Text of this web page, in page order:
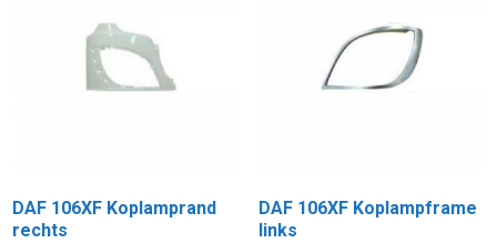
DAF 106XF Koplamprand
rechts
DAF 106XF Koplampframe
links